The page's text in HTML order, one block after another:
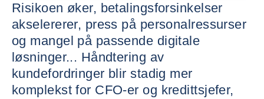
Risikoen øker, betalingsforsinkelser
akselererer, press på personalressurser
og mangel på passende digitale
løsninger... Håndtering av
kundefordringer blir stadig mer
komplekst for CFO-er og kredittsjefer,